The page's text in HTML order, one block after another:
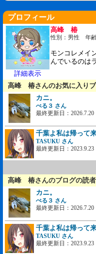
プロフィール
詳細表示
高峰 椿
性別：男性 年
モンコレメイ
んでいるのは
高峰 椿さんのお気に入り
カニ。
ぺる３ さん
最終更新日：2026.7.20
千葉よ私は帰って
TASUKU さん
最終更新日：2023.9.23
高峰 椿さんのブログの読者
カニ。
ぺる３ さん
最終更新日：2026.7.20
千葉よ私は帰って
TASUKU さん
最終更新日：2023.9.23